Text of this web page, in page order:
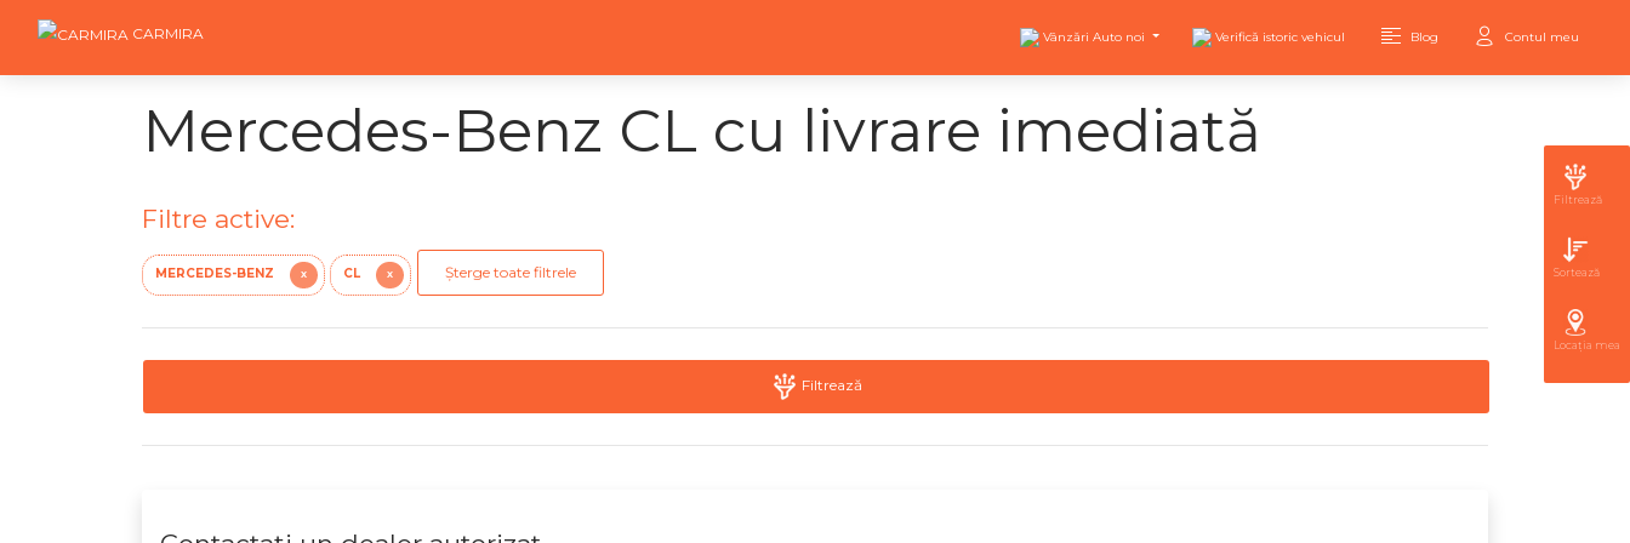
CARMIRA Vânzări Auto noi Verifică istoric vehicul Blog Contul meu
Mercedes-Benz CL cu livrare imediată
Filtre active:
MERCEDES-BENZ X CL X Șterge toate filtrele
Filtrează
Filtrează
Sortează
Locația mea